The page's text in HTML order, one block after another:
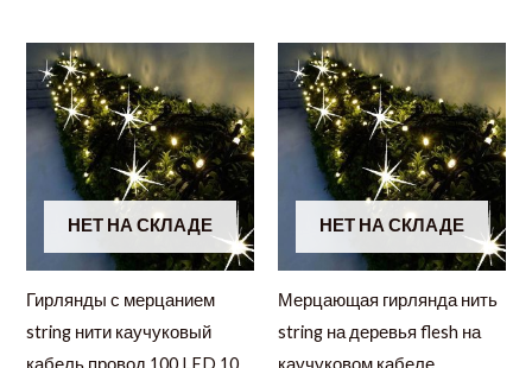
НЕТ НА СКЛАДЕ
Гирлянды с мерцанием
string нити каучуковый
НЕТ НА СКЛАДЕ
Мерцающая гирлянда нить
string на деревья flesh на